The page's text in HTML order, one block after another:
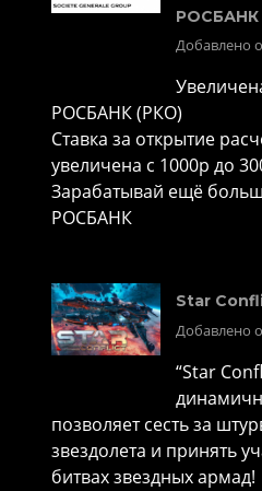
РОСБАНК
Добавлено
РОСБАНК (РКО)
Ставка за открытие
увеличена с 1000р до
Зарабатывай ещё
РОСБАНК
Star
Добавлено
“Star
позволяет сесть за
звездолета и принять
битвах звездных армад!